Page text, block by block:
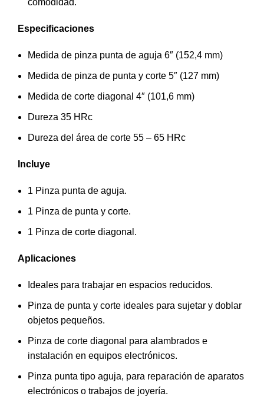
Especificaciones
Medida de pinza punta de aguja 6″ (152,4 mm)
Medida de pinza de punta y corte 5″ (127 mm)
Medida de corte diagonal 4″ (101,6 mm)
Dureza 35 HRc
Dureza del área de corte 55 – 65 HRc
Incluye
1 Pinza punta de aguja.
1 Pinza de punta y corte.
1 Pinza de corte diagonal.
Aplicaciones
Ideales para trabajar en espacios reducidos.
Pinza de punta y corte ideales para sujetar y doblar
objetos pequeños.
Pinza de corte diagonal para alambrados e
instalación en equipos electrónicos.
Pinza punta tipo aguja, para reparación de aparatos
electrónicos o trabajos de joyería.